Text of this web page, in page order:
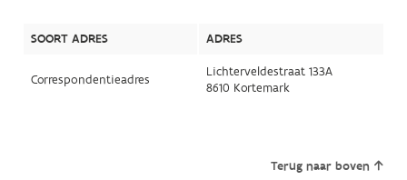
SOORT ADRES ADRES
Correspondentieadres
Lichterveldestraat 133A
8610 Kortemark
Terug naar boven